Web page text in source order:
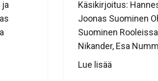
Käsikirjoitus:
Joonas Suominen
Suominen
Nikander, Esa
Lue lisää